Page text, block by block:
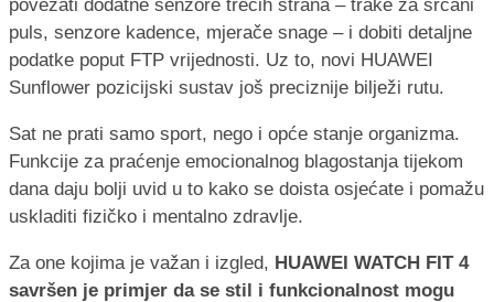
povezati dodatne senzore trećih strana – trake za srčani
puls, senzore kadence, mjerače snage – i dobiti detaljne
podatke poput FTP vrijednosti. Uz to, novi HUAWEI
Sunflower pozicijski sustav još preciznije bilježi rutu.
Sat ne prati samo sport, nego i opće stanje organizma.
Funkcije za praćenje emocionalnog blagostanja tijekom
dana daju bolji uvid u to kako se doista osjećate i pomažu
uskladiti fizičko i mentalno zdravlje.
Za one kojima je važan i izgled, HUAWEI WATCH FIT 4
savršen je primjer da se stil i funkcionalnost mogu